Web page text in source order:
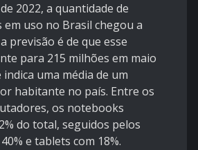
2022, a quantidade de
uso no Brasil chegou a
previsão é de que esse
para 215 milhões em maio
indica uma média de um
habitante no país. Entre os
os notebooks
do total, seguidos pelos
e tablets com 18%.